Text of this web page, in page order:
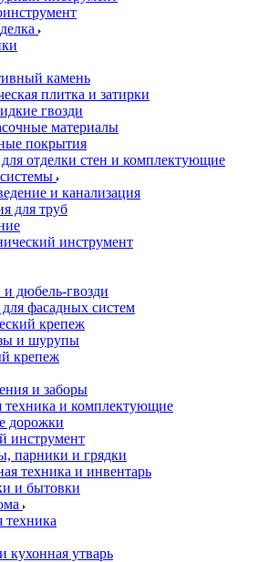
камень
плитка и затирки
гвозди
материалы
покрытия
отделки стен и комплектующие
и канализация
для труб
инструмент
дюбель-гвозди
фасадных систем
крепеж
и шурупы
крепеж
и заборы
техника и комплектующие
дорожки
инструмент
парники и грядки
техника и инвентарь
и бытовки
техника
кухонная утварь